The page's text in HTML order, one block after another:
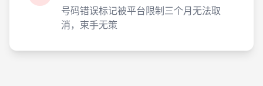
号码错误标记被平台限制三个月无法取
消，束手无策